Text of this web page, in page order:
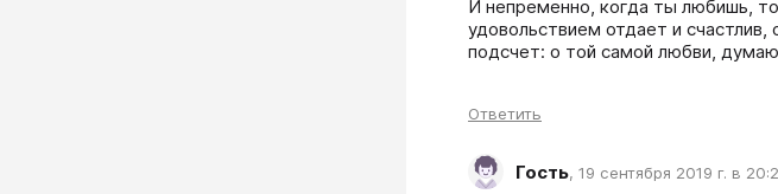
И непременно, когда ты любишь,
удовольствием отдает и
подсчет: о той самой любви,
Ответить
Гость, 19 сентября 2019 г. в